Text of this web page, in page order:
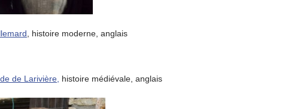
, histoire moderne, anglais
de Larivière, histoire médiévale, anglais